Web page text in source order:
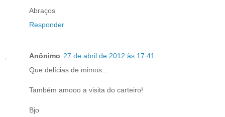
Abraços
Responder
Anônimo 27 de abril de 2012 às 17:41
Que delícias de mimos...
Também amooo a visita do carteiro!
Bjo